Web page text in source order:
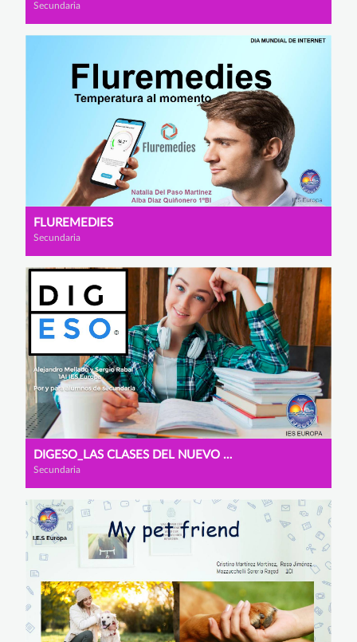
Secundaria
FLUREMEDIES
Secundaria
DIGESO_LAS CLASES DEL NUEVO MILENIO
Secundaria